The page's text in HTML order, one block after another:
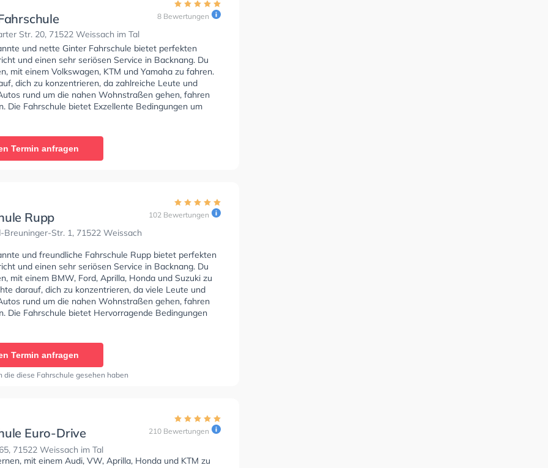
Str. 20, 71522 Weissach im Tal
8 Bewertungen
und nette Ginter Fahrschule bietet perfekten
und einen sehr seriösen Service in Backnang. Du
mit einem Volkswagen, KTM und Yamaha zu fahren.
dich zu konzentrieren, da zahlreiche Leute und
rund um die nahen Wohnstraßen gehen, fahren
Die Fahrschule bietet Exzellente Bedingungen um
A1, Klasse B, Klasse A, Klasse BE, Klasse AM, Klasse
Termin online anfragen.
Termin anfragen
Rupp
Breuninger-Str. 1, 71522 Weissach
102 Bewertungen
und freundliche Fahrschule Rupp bietet perfekten
und einen sehr seriösen Service in Backnang. Du
mit einem BMW, Ford, Aprilla, Honda und Suzuki zu
darauf, dich zu konzentrieren, da viele Leute und
rund um die nahen Wohnstraßen gehen, fahren
Die Fahrschule bietet Hervorragende Bedingungen
A1, Klasse B, Klasse A, Klasse BE, Klasse B96,
Wir empfehlen dir auch online-theorie tests am PC zu
um dich gut auf die theoretische Prüfung. In der
Rupp Sie können einen Termin online anfragen.
Termin anfragen
die diese Fahrschule gesehen haben
Euro-Drive
71522 Weissach im Tal
210 Bewertungen
mit einem Audi, VW, Aprilla, Honda und KTM zu